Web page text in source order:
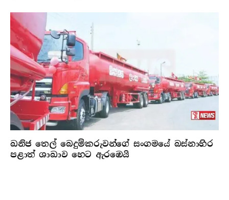
ඛනිජ තෙල් බෙදුම්කරුවන්ගේ සංගමයේ බස්නාහිර
පළාත් ශාඛාව හෙට ඇරඹෙයි